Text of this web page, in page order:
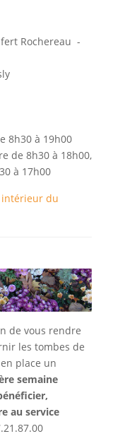
Rochereau -
8h30 à 19h00
de 8h30 à 18h00,
à 17h00
du
de vous rendre
les tombes de
place un
semaine
au service